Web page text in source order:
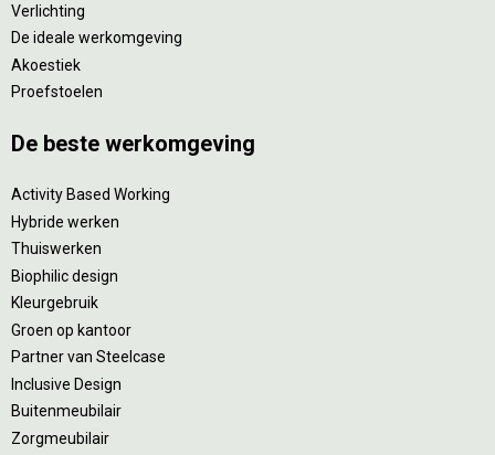
Verlichting
De ideale werkomgeving
Akoestiek
Proefstoelen
De beste werkomgeving
Activity Based Working
Hybride werken
Thuiswerken
Biophilic design
Kleurgebruik
Groen op kantoor
Partner van Steelcase
Inclusive Design
Buitenmeubilair
Zorgmeubilair